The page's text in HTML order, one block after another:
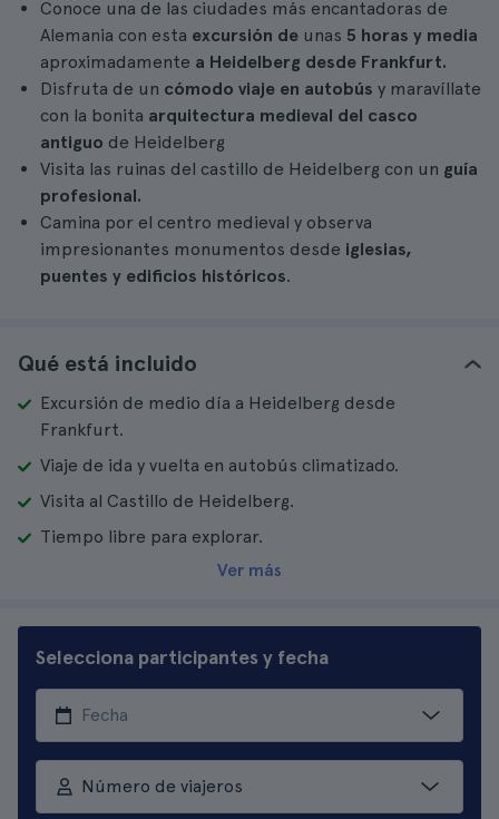
Conoce una de las ciudades más encantadoras de
Alemania con esta excursión de unas 5 horas y media
aproximadamente a Heidelberg desde Frankfurt.
Disfruta de un cómodo viaje en autobús y maravíllate
con la bonita arquitectura medieval del casco
antiguo de Heidelberg
Visita las ruinas del castillo de Heidelberg con un guía
profesional.
Camina por el centro medieval y observa
impresionantes monumentos desde iglesias,
puentes y edificios históricos.
Qué está incluido
Excursión de medio día a Heidelberg desde
Frankfurt.
Viaje de ida y vuelta en autobús climatizado.
Visita al Castillo de Heidelberg.
Tiempo libre para explorar.
Ver más
Selecciona participantes y fecha
Número de viajeros